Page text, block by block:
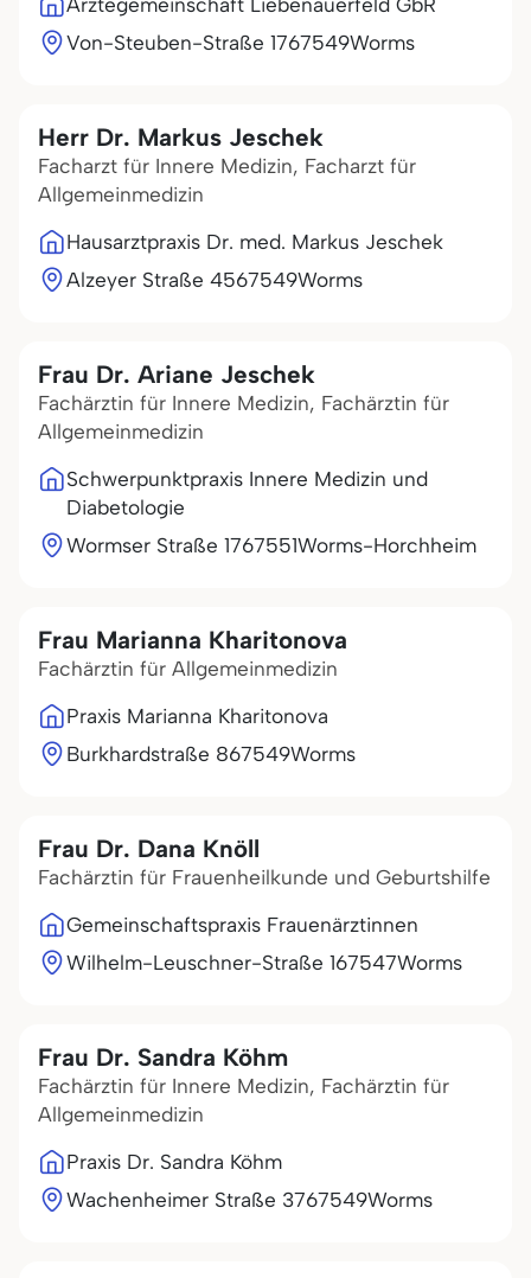
Ärztegemeinschaft Liebenauerfeld GbR
Von-Steuben-Straße 1767549Worms
Herr Dr. Markus Jeschek
Facharzt für Innere Medizin, Facharzt für
Allgemeinmedizin
Hausarztpraxis Dr. med. Markus Jeschek
Alzeyer Straße 4567549Worms
Frau Dr. Ariane Jeschek
Fachärztin für Innere Medizin, Fachärztin für
Allgemeinmedizin
Schwerpunktpraxis Innere Medizin und
Diabetologie
Wormser Straße 1767551Worms-Horchheim
Frau Marianna Kharitonova
Fachärztin für Allgemeinmedizin
Praxis Marianna Kharitonova
Burkhardstraße 867549Worms
Frau Dr. Dana Knöll
Fachärztin für Frauenheilkunde und Geburtshilfe
Gemeinschaftspraxis Frauenärztinnen
Wilhelm-Leuschner-Straße 167547Worms
Frau Dr. Sandra Köhm
Fachärztin für Innere Medizin, Fachärztin für
Allgemeinmedizin
Praxis Dr. Sandra Köhm
Wachenheimer Straße 3767549Worms